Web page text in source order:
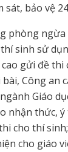
sát, bảo vệ
phòng
sinh sử
gửi đề thi
Công an
Giáo
nhận thức,
cho thí
cho giáo